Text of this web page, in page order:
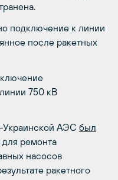
подключение к линии
после ракетных
750 кВ
АЭС был
ремонта
насосов
ракетного